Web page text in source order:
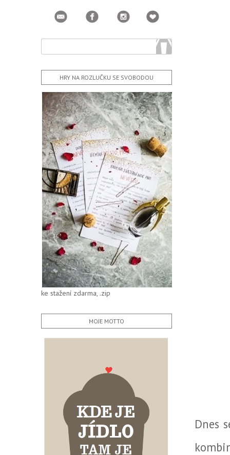
Dnes
HRY NA ROZLUČKU SE SVOBODOU
ke stažení zdarma, .zip
MOJE MOTTO